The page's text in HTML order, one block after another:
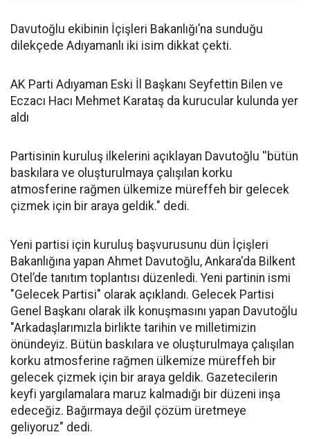
Davutoğlu ekibinin İçişleri Bakanlığı’na sunduğu
dilekçede Adıyamanlı iki isim dikkat çekti.
AK Parti Adıyaman Eski İl Başkanı Seyfettin Bilen ve
Eczacı Hacı Mehmet Karataş da kurucular kulunda yer
aldı
Partisinin kuruluş ilkelerini açıklayan Davutoğlu ''bütün
baskılara ve oluşturulmaya çalışılan korku
atmosferine rağmen ülkemize müreffeh bir gelecek
çizmek için bir araya geldik." dedi.
Yeni partisi için kuruluş başvurusunu dün İçişleri
Bakanlığına yapan Ahmet Davutoğlu, Ankara'da Bilkent
Otel’de tanıtım toplantısı düzenledi. Yeni partinin ismi
"Gelecek Partisi" olarak açıklandı. Gelecek Partisi
Genel Başkanı olarak ilk konuşmasını yapan Davutoğlu
"Arkadaşlarımızla birlikte tarihin ve milletimizin
önündeyiz. Bütün baskılara ve oluşturulmaya çalışılan
korku atmosferine rağmen ülkemize müreffeh bir
gelecek çizmek için bir araya geldik. Gazetecilerin
keyfi yargılamalara maruz kalmadığı bir düzeni inşa
edeceğiz. Bağırmaya değil çözüm üretmeye
geliyoruz" dedi.